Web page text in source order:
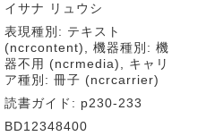
イサナ リュウシ
表現種別: テキスト
(ncrcontent), 機器種別: 機
器不用 (ncrmedia), キャリ
ア種別: 冊子 (ncrcarrier)
読書ガイド: p230-233
BD12348400